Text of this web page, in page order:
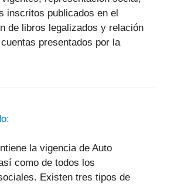
inscritos publicados en el
de libros legalizados y relación
presentados por la
la vigencia de Auto
como de todos los
Existen tres tipos de